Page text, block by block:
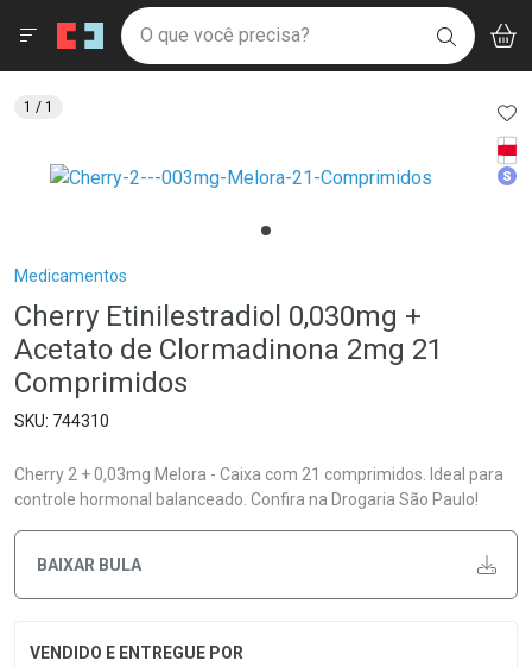
Drogaria São Paulo
Ir direto para a home
pela página
Ir direto para o conteúdo
Ir direto para a busca
Ir direto para a conta
Ir direto para a notificações
Ir direto para o carrinho
Faça a sua busca
O que você precisa? BUSCAR
Menu
Breadcrumb
Medicamentos
Cherry Etinilestradiol 0,030mg +
Acetato de Clormadinona 2mg 21
Comprimidos
744310
Cherry 2 + 0,03mg Melora - Caixa com 21 comprimidos. Ideal para
controle hormonal balanceado. Confira na Drogaria São Paulo!
BAIXAR BULA
1 / 1